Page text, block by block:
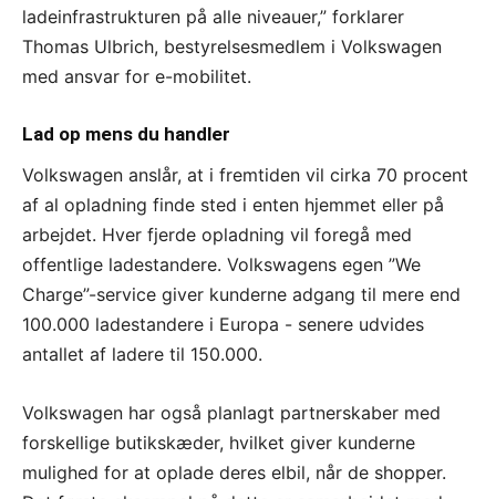
ladeinfrastrukturen på alle niveauer,” forklarer
Thomas Ulbrich, bestyrelsesmedlem i Volkswagen
med ansvar for e-mobilitet.
Lad op mens du handler
Volkswagen anslår, at i fremtiden vil cirka 70 procent
af al opladning finde sted i enten hjemmet eller på
arbejdet. Hver fjerde opladning vil foregå med
offentlige ladestandere. Volkswagens egen ”We
Charge”-service giver kunderne adgang til mere end
100.000 ladestandere i Europa - senere udvides
antallet af ladere til 150.000.
Volkswagen har også planlagt partnerskaber med
forskellige butikskæder, hvilket giver kunderne
mulighed for at oplade deres elbil, når de shopper.